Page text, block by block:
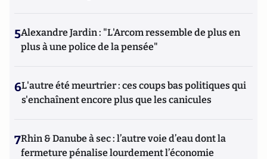
5Alexandre Jardin : "L'Arcom ressemble de plus en
plus à une police de la pensée"
6L'autre été meurtrier : ces coups bas politiques qui
s'enchaînent encore plus que les canicules
7Rhin & Danube à sec : l’autre voie d’eau dont la
fermeture pénalise lourdement l’économie